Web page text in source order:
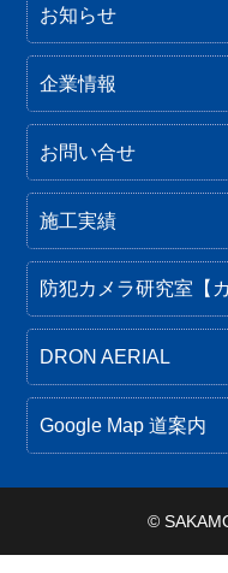
お知らせ
企業情報
お問い合せ
施工実績
防犯カメラ研究室【
DRON AERIAL
Google Map 道案内
©